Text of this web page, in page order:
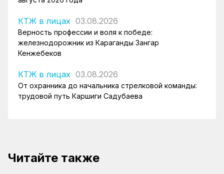
КТЖ в лицах 03.08.2026
Верность профессии и воля к победе:
железнодорожник из Караганды Зангар
Кенжебеков
КТЖ в лицах 03.08.2026
От охранника до начальника стрелковой команды:
трудовой путь Каршиги Садубаева
Читайте также